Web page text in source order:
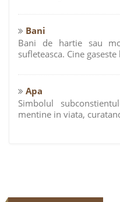
Bani
Bani de hartie sau
sufleteasca. Cine
Apa
Simbolul
mentine in viata,